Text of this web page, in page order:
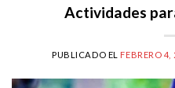
Actividades
PUBLICADO EL FEBRERO 4,